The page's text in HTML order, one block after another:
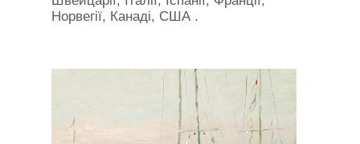
Норвегії, Канаді, США .